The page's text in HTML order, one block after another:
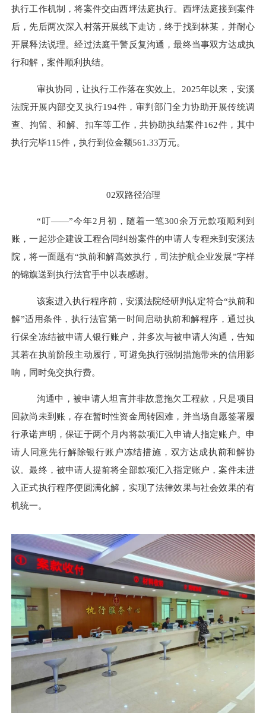
执行工作机制，将案件交由西坪法庭执行。西坪法庭接到案件
后，先后两次深入村落开展线下走访，终于找到林某，并耐心
开展释法说理。经过法庭干警反复沟通，最终当事双方达成执
行和解，案件顺利执结。
审执协同，让执行工作落在实效上。 2025年以来，安溪
法院开展内部交叉执行194件，审判部门全力协助开展传统调
查、拘留、和解、扣车等工作，共协助执结案件162件，其中
执行完毕115件，执行到位金额561.33万元。
02双路径治理
“叮——”今年2月初，随着一笔300余万元款项顺利到
账，一起涉企建设工程合同纠纷案件的申请人专程来到安溪法
院，将一面题有“执前和解高效执行，司法护航企业发展”字样
的锦旗送到执行法官手中以表感谢。
该案进入执行程序前，安溪法院经研判认定符合“执前和
解”适用条件，执行法官第一时间启动执前和解程序，通过执
行保全冻结被申请人银行账户，并多次与被申请人沟通，告知
其若在执前阶段主动履行，可避免执行强制措施带来的信用影
响，同时免交执行费。
沟通中，被申请人坦言并非故意拖欠工程款，只是项目
回款尚未到账，存在暂时性资金周转困难，并当场自愿签署履
行承诺声明，保证于两个月内将款项汇入申请人指定账户。申
请人同意先行解除银行账户冻结措施，双方达成执前和解协
议。最终，被申请人提前将全部款项汇入指定账户，案件未进
入正式执行程序便圆满化解，实现了法律效果与社会效果的有
机统一。